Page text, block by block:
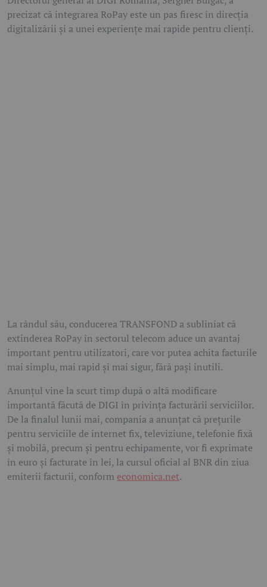
precizat că integrarea RoPay este un pas firesc în direcția
digitalizării și a unei experiențe mai rapide pentru clienți.
La rândul său, conducerea TRANSFOND a subliniat că
extinderea RoPay în sectorul telecom aduce un avantaj
important pentru utilizatori, care vor putea achita facturile
mai simplu, mai rapid și mai sigur, fără pași inutili.
Anunțul vine la scurt timp după o altă modificare
importantă făcută de DIGI în privința facturării serviciilor.
De la finalul lunii mai, compania a anunțat că prețurile
pentru serviciile de internet fix, televiziune, telefonie fixă
și mobilă, precum și pentru echipamente, vor fi exprimate
în euro și facturate în lei, la cursul oficial al BNR din ziua
emiterii facturii, conform economica.net.